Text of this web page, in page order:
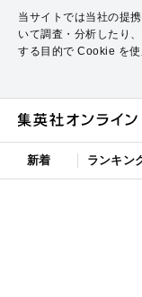
当サイトでは当社の提
いて調査・分析したり
する目的で Cookie を使
新着 ランキン